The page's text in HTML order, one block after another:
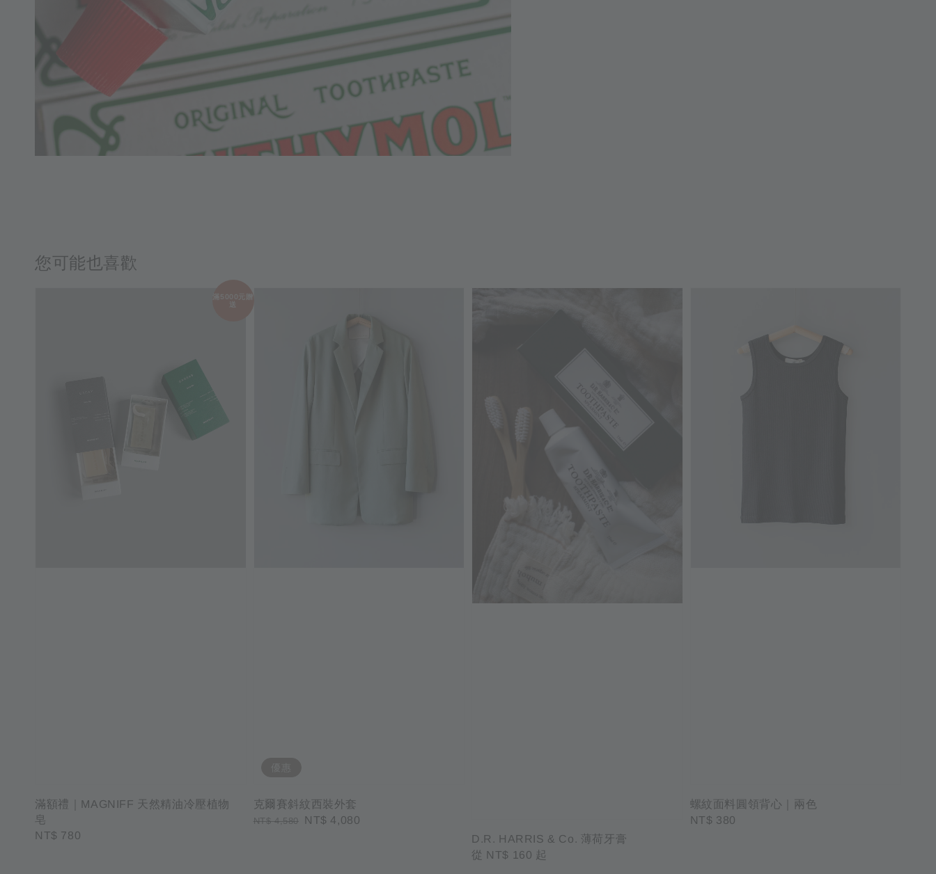
您可能也喜歡
滿5000元贈
送
滿額禮｜MAGNIFF 天然精油冷壓植物
皂
Regular
NT$ 780
克爾賽斜紋西裝外套
Regular
NT$ 4,580
Sale
NT$ 4,080
D.R. HARRIS & Co. 薄荷牙膏
Regular
從 NT$ 160 起
螺紋面料圓領背心｜兩色
Regular
NT$ 380